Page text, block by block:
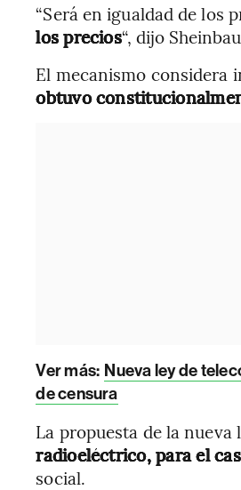
“Será en igualdad de los
los precios“, dijo
El mecanismo considera
obtuvo
Ver más: Nueva ley de
de censura
La propuesta de la nueva
radioeléctrico, para el
social.